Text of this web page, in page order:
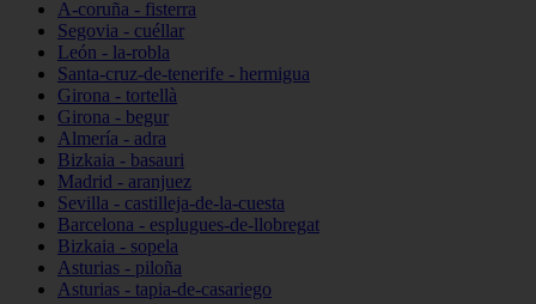
A-coruña - fisterra
Segovia - cuéllar
León - la-robla
Santa-cruz-de-tenerife - hermigua
Girona - tortellà
Girona - begur
Almería - adra
Bizkaia - basauri
Madrid - aranjuez
Sevilla - castilleja-de-la-cuesta
Barcelona - esplugues-de-llobregat
Bizkaia - sopela
Asturias - piloña
Asturias - tapia-de-casariego